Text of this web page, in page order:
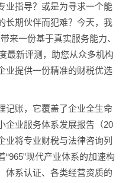
业指导？或是为寻求一个能
长期伙伴而犯难？今天，我
来一份基于真实服务能力、
最新评测，助您从众多机构
业提供一份精准的财税优选
记账，它覆盖了企业全生命
企业服务体系发展报告（20
业将专业财税与法律咨询列
现代产业体系的加速构
体系认证、各类经营资质的